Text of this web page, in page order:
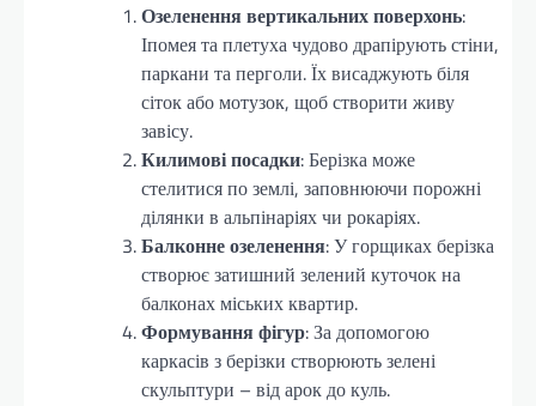
Озеленення вертикальних поверхонь:
Іпомея та плетуха чудово драпірують стіни,
паркани та перголи. Їх висаджують біля
сіток або мотузок, щоб створити живу
завісу.
Килимові посадки: Берізка може
стелитися по землі, заповнюючи порожні
ділянки в альпінаріях чи рокаріях.
Балконне озеленення: У горщиках берізка
створює затишний зелений куточок на
балконах міських квартир.
Формування фігур: За допомогою
каркасів з берізки створюють зелені
скульптури – від арок до куль.